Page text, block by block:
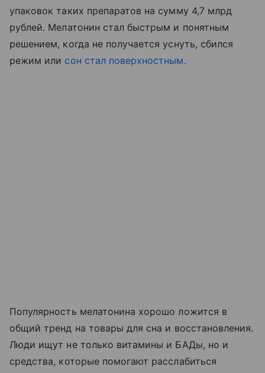
упаковок таких препаратов на сумму 4,7 млрд
рублей. Мелатонин стал быстрым и понятным
решением, когда не получается уснуть, сбился
режим или сон стал поверхностным.
Популярность мелатонина хорошо ложится в
общий тренд на товары для сна и восстановления.
Люди ищут не только витамины и БАДы, но и
средства, которые помогают расслабиться